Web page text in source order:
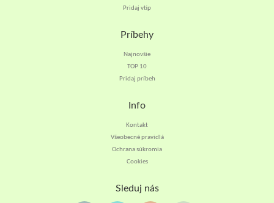
Pridaj vtip
Príbehy
Najnovšie
TOP 10
Pridaj príbeh
Info
Kontakt
Všeobecné pravidlá
Ochrana súkromia
Cookies
Sleduj nás